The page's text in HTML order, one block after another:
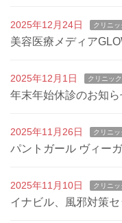
2025年12月24日 クリニ
美容医療メディア
2025年12月1日 クリニッ
年末年始休診のお知ら
2025年11月26日 クリニ
パントガール ヴィー
2025年11月10日 クリニ
イナビル、風邪対策